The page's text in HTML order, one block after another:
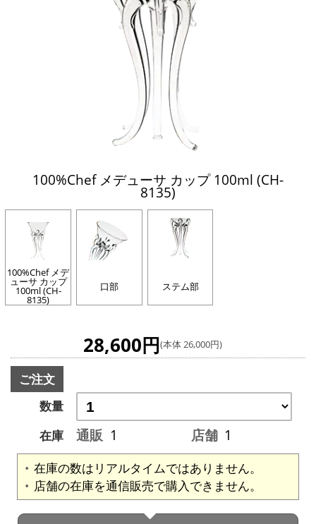
100%Chef メデューサ カップ 100ml (CH-
8135)
100%Chef メデ
ューサ カップ
100ml (CH-
8135)
口部 ステム部
28,600円(本体 26,000円)
ご注文
数量
在庫
通販 1 店舗 1
在庫の数はリアルタイムではありません。
店舗の在庫を通信販売で購入できません。